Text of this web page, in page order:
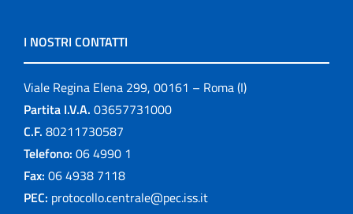
I NOSTRI CONTATTI
Viale Regina Elena 299, 00161 – Roma (I)
Partita I.V.A. 03657731000
C.F. 80211730587
Telefono: 06 4990 1
Fax: 06 4938 7118
PEC: protocollo.centrale@pec.iss.it